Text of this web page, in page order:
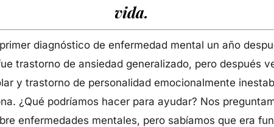
vida.
diagnóstico de enfermedad mental un año
trastorno de ansiedad generalizado, pero después
y trastorno de personalidad emocionalmente
¿Qué podríamos hacer para ayudar? Nos
enfermedades mentales, pero sabíamos que era